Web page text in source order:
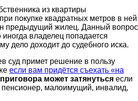
из квартиры
покупке квадратных метров в ней
предыдущий жилец. Данный вопрос
владелец попадается
дело доходит до судебного иска.
суд примет решение в пользу
если вам придётся съехать «на
может затянуться если
малоимущий, инвалид,